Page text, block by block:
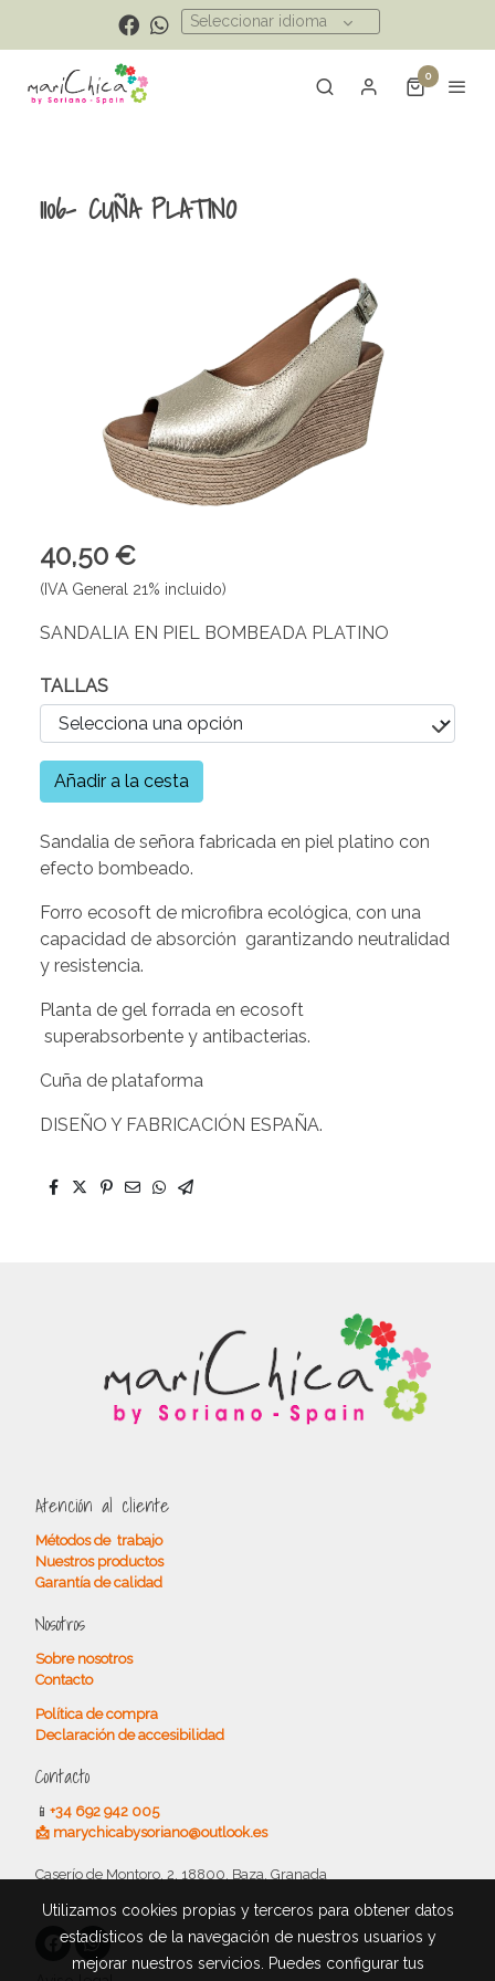
Seleccionar idioma
0
1106- CUÑA PLATINO
40,50 €
(IVA General 21% incluido)
SANDALIA EN PIEL BOMBEADA PLATINO
TALLAS
Añadir a la cesta
Sandalia de señora fabricada en piel platino con
efecto bombeado.
Forro ecosoft de microfibra ecológica, con una
capacidad de absorción garantizando neutralidad
y resistencia.
Planta de gel forrada en ecosoft
superabsorbente y antibacterias.
Cuña de plataforma
DISEÑO Y FABRICACIÓN ESPAÑA.
Atención al cliente
Métodos de trabajo
Nuestros productos
Garantía de calidad
Nosotros
Sobre nosotros
Contacto
Política de compra
Declaración de accesibilidad
Contacto
📱 +34 692 942 005
📩 marychicabysoriano@outlook.es
Caserío de Montoro, 2, 18800, Baza, Granada
Utilizamos cookies propias y terceros para obtener datos
estadísticos de la navegación de nuestros usuarios y
mejorar nuestros servicios. Puedes configurar tus